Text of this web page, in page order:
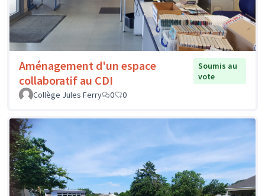
Aménagement d'un espace
collaboratif au CDI
Soumis au
vote
Collège Jules Ferry
0 0